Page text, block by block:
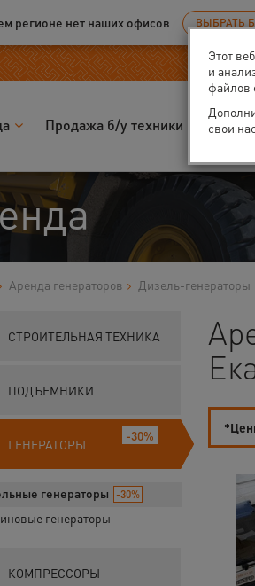
Екатеринбург
регионе нет наших офисов ВЫБРАТЬ
Продажа б/у техники
Аренда генераторов Дизель-генераторы
СТРОИТЕЛЬНАЯ ТЕХНИКА
ПОДЪЕМНИКИ
ГЕНЕРАТОРЫ
-30%
генераторы -30%
генераторы
КОМПРЕССОРЫ
Этот
и
файлов
свои